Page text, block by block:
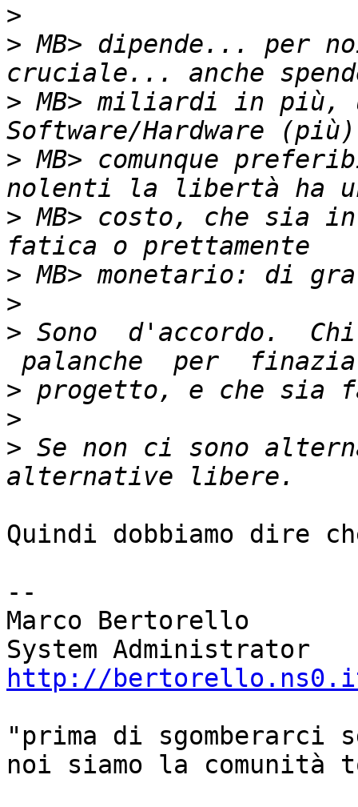
>
> MB> dipende... per
> MB> miliardi in più,
> MB> comunque
> MB> costo, che sia
>
>
> Sono  d'accordo.
>
>
> Se non ci sono
Quindi dobbiamo dire
--
Marco Bertorello
http://
"prima di sgomberarci
noi siamo la